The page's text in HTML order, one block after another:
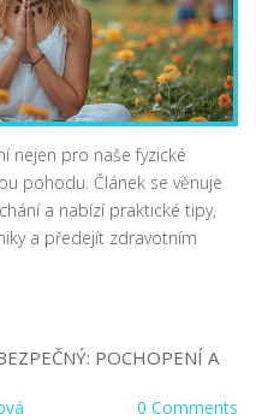
nejen pro naše fyzické
pohodu. Článek se věnuje
a nabízí praktické tipy,
a předejít zdravotním
POCHOPENÍ A
0 Comments